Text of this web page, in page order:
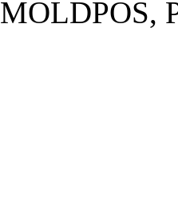
MOLDPOS,